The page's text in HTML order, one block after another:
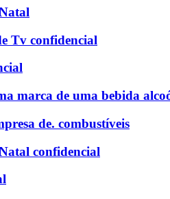
Tv confidencial
marca de uma bebida
de. combustíveis
confidencial